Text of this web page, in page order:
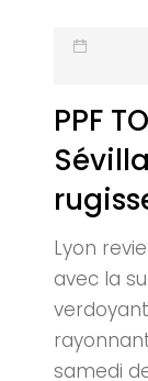
PPF
Lyon
avec la
samedi